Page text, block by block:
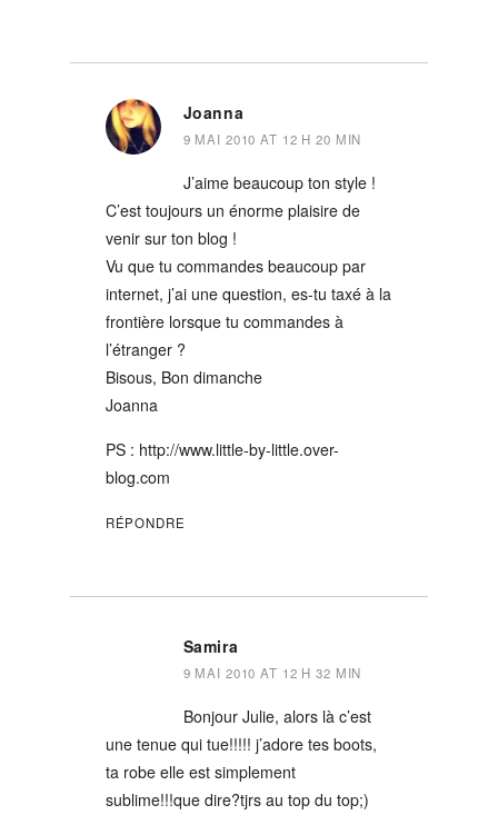
Joanna
9 MAI 2010 AT 12 H 20 MIN
J’aime beaucoup ton style !
C’est toujours un énorme plaisire de
venir sur ton blog !
Vu que tu commandes beaucoup par
internet, j’ai une question, es-tu taxé à la
frontière lorsque tu commandes à
l’étranger ?
Bisous, Bon dimanche
Joanna
PS : http://www.little-by-little.over-
blog.com
RÉPONDRE
Samira
9 MAI 2010 AT 12 H 32 MIN
Bonjour Julie, alors là c’est
une tenue qui tue!!!!! j’adore tes boots,
ta robe elle est simplement
sublime!!!que dire?tjrs au top du top;)